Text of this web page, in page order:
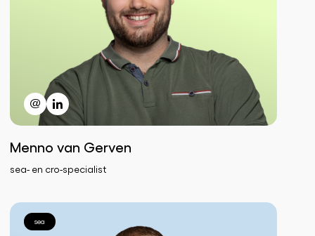
Menno van Gerven
sea- en cro-specialist
sea